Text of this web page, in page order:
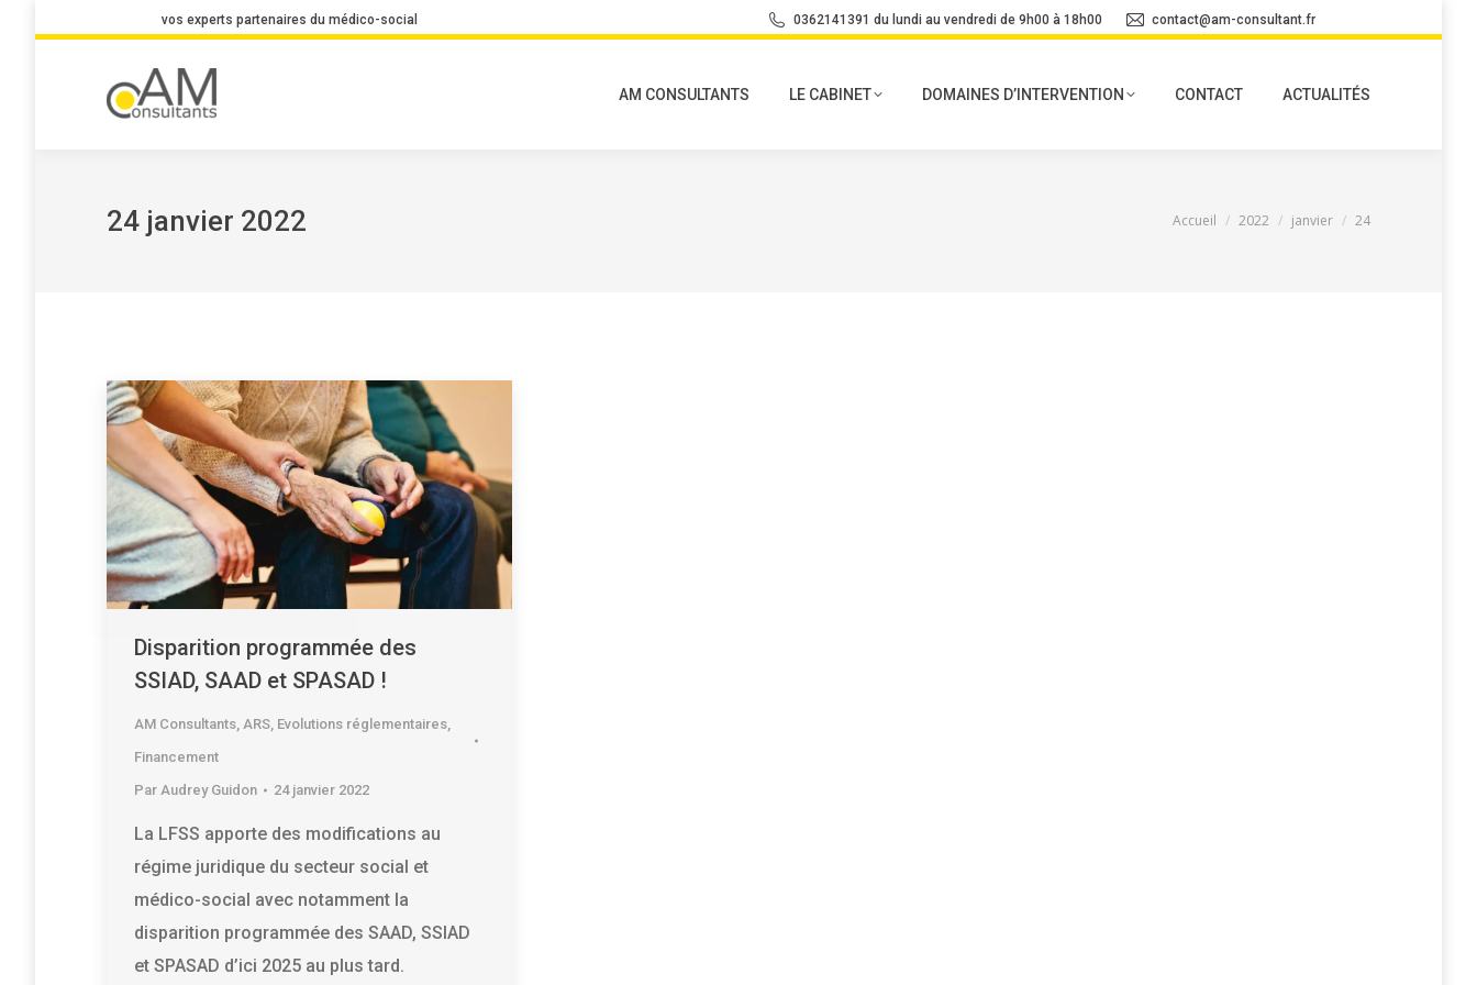
vos experts partenaires du médico-social 0362141391 du lundi au vendredi de 9h00 à 18h00 contact@am-consultant.fr
AM CONSULTANTS LE CABINET DOMAINES D’INTERVENTION CONTACT ACTUALITÉS
24 janvier 2022 Vous êtes ici :
Accueil 2022 janvier 24
Disparition programmée des
SSIAD, SAAD et SPASAD !
AM Consultants ARS Evolutions réglementaires
Financement
Par Audrey Guidon 24 janvier 2022
La LFSS apporte des modifications au
régime juridique du secteur social et
médico-social avec notamment la
disparition programmée des SAAD, SSIAD
et SPASAD d’ici 2025 au plus tard.